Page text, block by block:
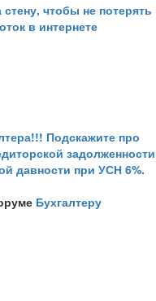
чтобы не потерять
в интернете
Подскажите про
давности при УСН 6%.
Бухгалтеру